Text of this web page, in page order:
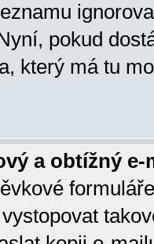
pokud
který má tu
a obtížný